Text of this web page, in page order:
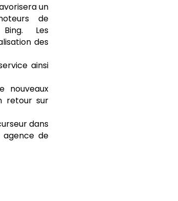
un
de
Les
des
ainsi
nouveaux
retour sur
dans
de